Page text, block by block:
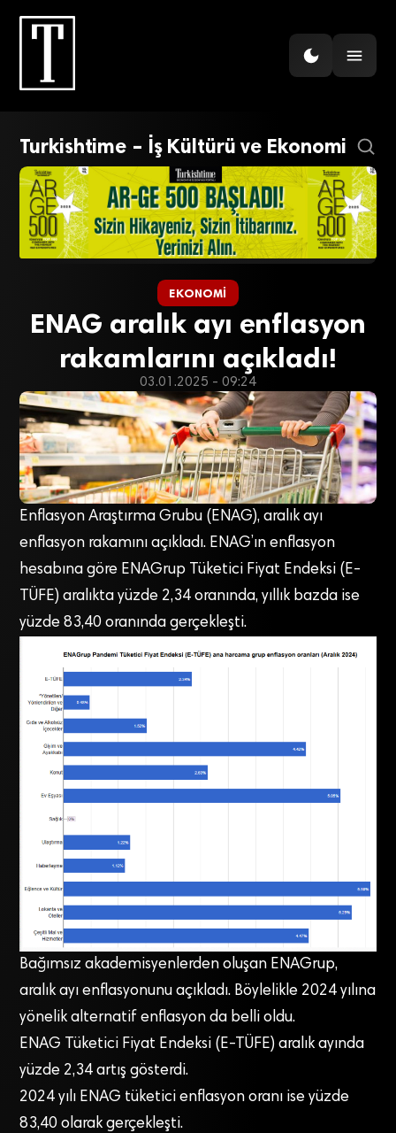
Turkishtime – İş Kültürü ve Ekonomi
EKONOMI
ENAG aralık ayı enflasyon
rakamlarını açıkladı!
03.01.2025 - 09:24
Enflasyon Araştırma Grubu (ENAG), aralık ayı
enflasyon rakamını açıkladı. ENAG’ın enflasyon
hesabına göre ENAGrup Tüketici Fiyat Endeksi (E-
TÜFE) aralıkta yüzde 2,34 oranında, yıllık bazda ise
yüzde 83,40 oranında gerçekleşti.
Bağımsız akademisyenlerden oluşan ENAGrup,
aralık ayı enflasyonunu açıkladı. Böylelikle 2024 yılına
yönelik alternatif enflasyon da belli oldu.
ENAG Tüketici Fiyat Endeksi (E-TÜFE) aralık ayında
yüzde 2,34 artış gösterdi.
2024 yılı ENAG tüketici enflasyon oranı ise yüzde
83,40 olarak gerçekleşti.